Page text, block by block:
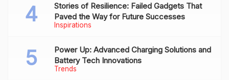
Inspirations
Stories of Resilience: Failed Gadgets That
Paved the Way for Future Successes
Trends
Power Up: Advanced Charging Solutions and
Battery Tech Innovations